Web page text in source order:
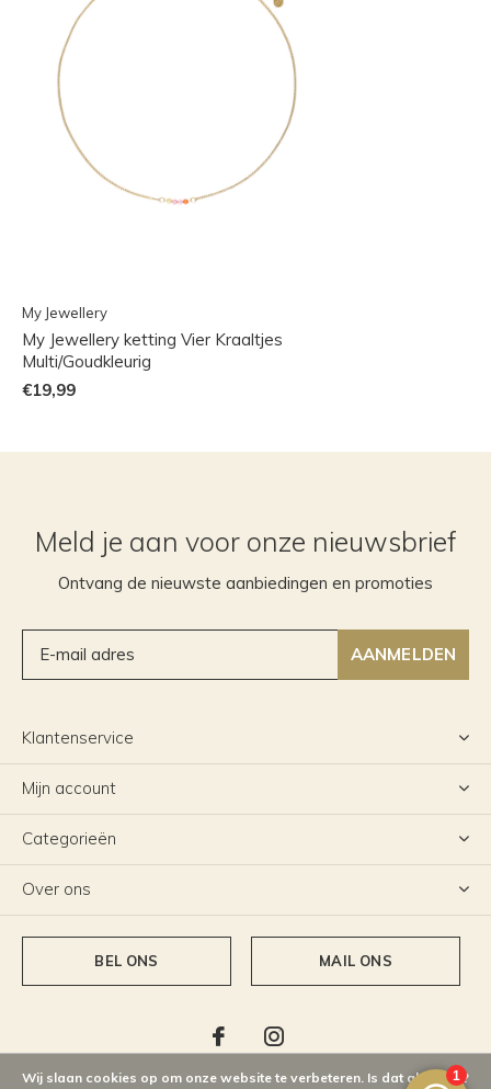
My Jewellery
My Jewellery ketting Vier Kraaltjes
Multi/Goudkleurig
€19,99
Meld je aan voor onze nieuwsbrief
Ontvang de nieuwste aanbiedingen en promoties
AANMELDEN
Klantenservice
Mijn account
Categorieën
Over ons
BEL ONS MAIL ONS
Wij slaan cookies op om onze website te verbeteren. Is dat akkoord?